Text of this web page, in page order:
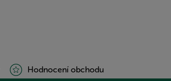
Hodnocení obchodu